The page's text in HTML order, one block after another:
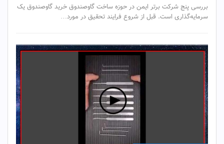
بررسی پنج شرکت برتر ایمن در حوزه ساخت گاوصندوق خرید گاوصندوق یک
سرمایه‌گذاری است. قبل از شروع فرایند تحقیق در مورد…